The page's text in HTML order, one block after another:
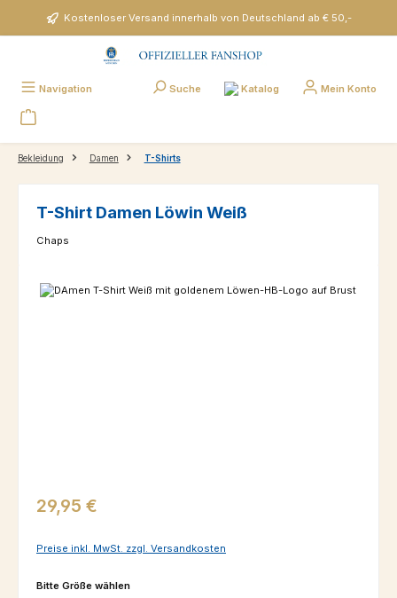
Zum Hauptinhalt springenKostenloser Versand innerhalb von Deutschland ab € 50,-
Navigation Suche Katalog Mein Konto
Bekleidung Damen T-Shirts
T-Shirt Damen Löwin Weiß
Chaps
Bildergalerie überspringen
Regulärer Preis:
29,95 €
Preise inkl. MwSt. zzgl. Versandkosten
Bitte Größe wählenauswählen